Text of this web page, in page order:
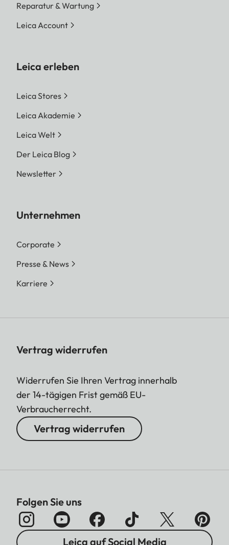
Reparatur & Wartung
Leica Account
Leica erleben
Leica Stores
Leica Akademie
Leica Welt
Der Leica Blog
Newsletter
Unternehmen
Corporate
Presse & News
Karriere
Vertrag widerrufen
Widerrufen Sie Ihren Vertrag innerhalb
der 14-tägigen Frist gemäß EU-
Verbraucherrecht.
Vertrag widerrufen
Folgen Sie uns
Leica auf Social Media